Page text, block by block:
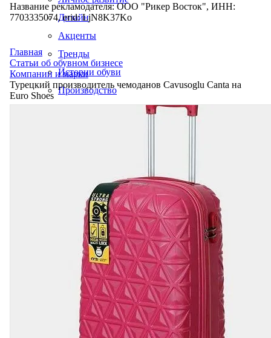
Дизайн
Акценты
Тренды
Истории обуви
Производство
Название рекламодателя: ООО "Рикер Восток", ИНН:
7703335074, erid: LjN8K37Ko
Главная
Статьи об обувном бизнесе
Компании и марки
Турецкий производитель чемоданов Cavusoglu Canta на
Euro Shoes